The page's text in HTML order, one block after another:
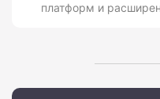
платформ и